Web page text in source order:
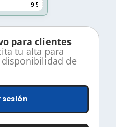
9 5 1 3 0 6
para clientes
tu alta para
de